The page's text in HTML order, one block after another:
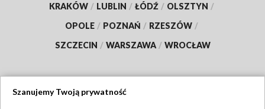
KRAKÓW / LUBLIN / ŁÓDŹ / OLSZTYN /
OPOLE / POZNAŃ / RZESZÓW /
SZCZECIN / WARSZAWA / WROCŁAW
Szanujemy Twoją prywatność